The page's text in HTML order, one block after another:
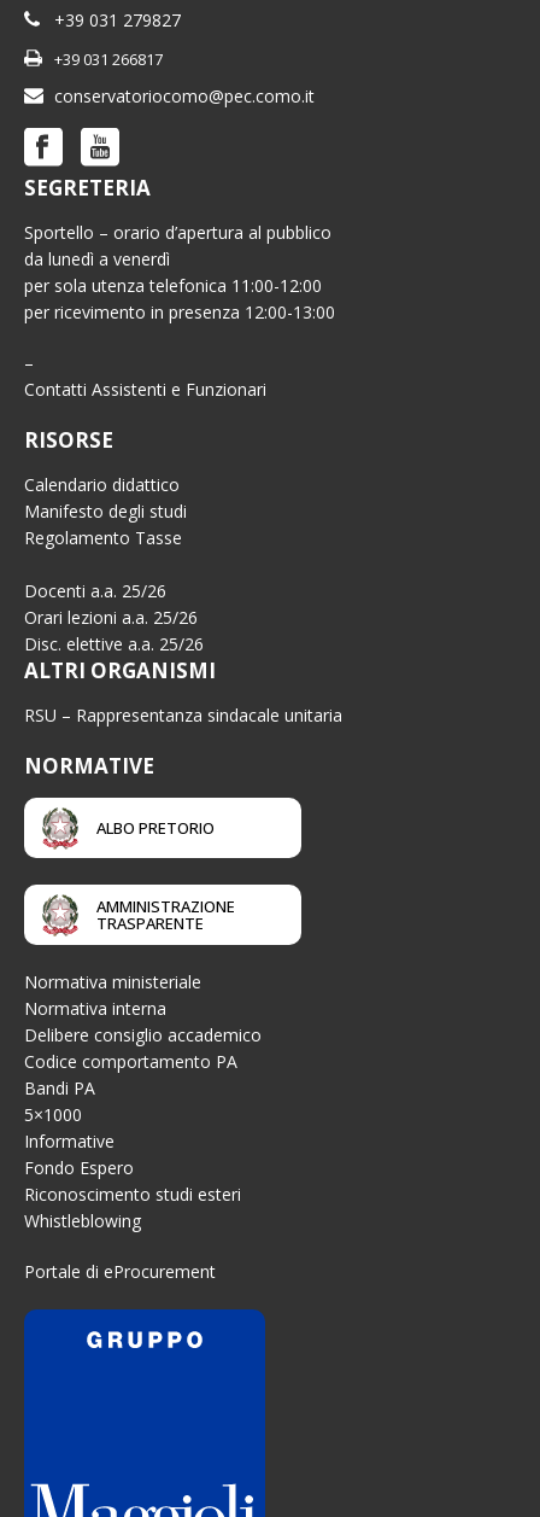
+39 031 279827
+39 031 266817
conservatoriocomo@pec.como.it
SEGRETERIA
Sportello – orario d’apertura al pubblico
da lunedì a venerdì
per sola utenza telefonica 11:00-12:00
per ricevimento in presenza 12:00-13:00
–
Contatti Assistenti e Funzionari
RISORSE
Calendario didattico
Manifesto degli studi
Regolamento Tasse
Docenti a.a. 25/26
Orari lezioni a.a. 25/26
Disc. elettive a.a. 25/26
ALTRI ORGANISMI
RSU – Rappresentanza sindacale unitaria
NORMATIVE
ALBO PRETORIO
AMMINISTRAZIONE
TRASPARENTE
Normativa ministeriale
Normativa interna
Delibere consiglio accademico
Codice comportamento PA
Bandi PA
5×1000
Informative
Fondo Espero
Riconoscimento studi esteri
Whistleblowing
Portale di eProcurement